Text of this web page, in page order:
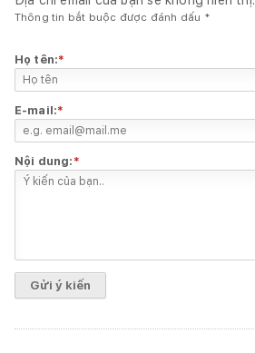
Thông tin bắt buộc được đánh dấu *
Họ tên:*
E-mail:*
Nội dung: *